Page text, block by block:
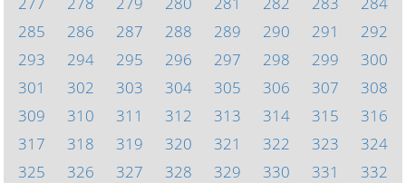
285
286 287 288 289 290 291
292
293
294 295 296 297 298 299
300
301
302 303 304 305 306 307
308
309
310 311 312 313 314 315
316
317
318 319 320 321 322 323
324
325
326 327 328 329 330 331
332